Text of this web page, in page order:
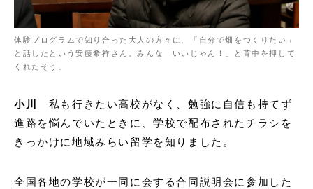
体験プログラムで知り合った大人の方々に、「自分で畑をつくりたい」
と話したという安藤希祥さん。みんな「いいじゃん！」と背中を押して
くれたそう。
小川
私も行きたい高校がなく、勉強に自信も持てず
進路を悩んでいたときに、学校で配布されたチラシを
きっかけに地域みらい留学を知りました。
全国各地の学校が一同に会する合同説明会に参加した